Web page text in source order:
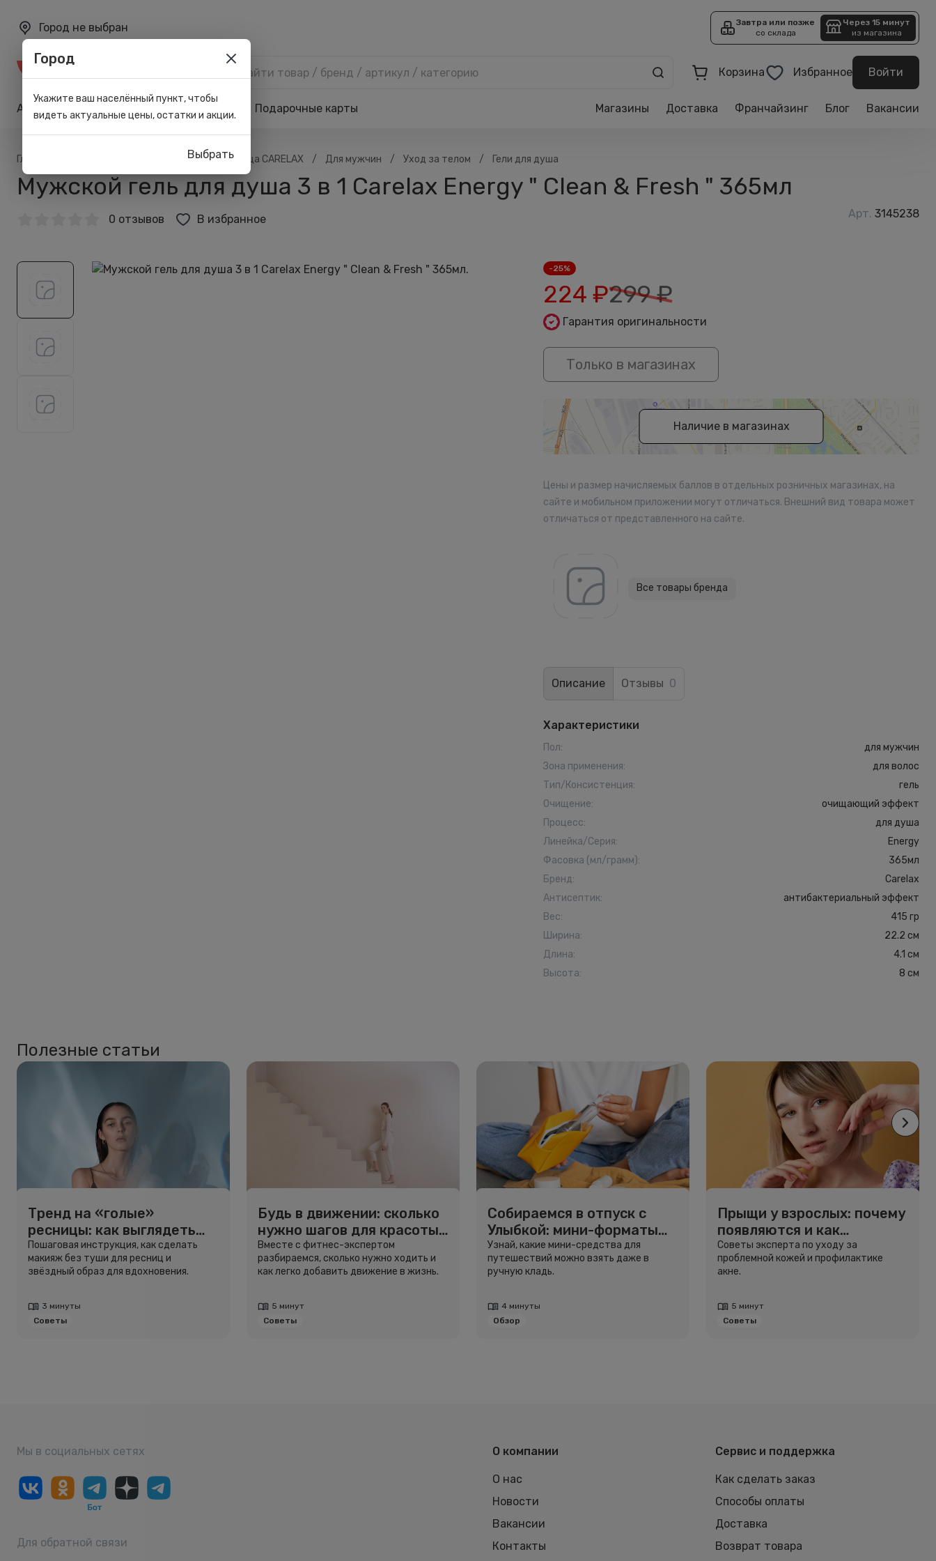
Город не выбран
Завтра или позже
со склада
Через 15 минут
из магазина
Корзина Избранное Войти
Акции Карта лояльности Подарочные карты Магазины Доставка Франчайзинг Блог Вакансии
Главная Скидка 40% на бренд месяца CARELAX / Для мужчин / Уход за телом / Гели для душа
Мужской гель для душа 3 в 1 Carelax Energy " Clean & Fresh " 365мл
0 отзывов В избранное Арт. 3145238
-25%
224 ₽299₽
Гарантия оригинальности
Только в магазинах
Наличие в магазинах
Цены и размер начисляемых баллов в отдельных розничных магазинах, на
сайте и мобильном приложении могут отличаться. Внешний вид товара может
отличаться от представленного на сайте.
Все товары бренда
Описание Отзывы 0
Характеристики
Пол:
для мужчин
Зона применения:
для волос
Тип/Консистенция:
гель
Очищение:
очищающий эффект
Процесс:
для душа
Линейка/Серия:
Energy
Фасовка (мл/грамм):
365мл
Бренд:
Carelax
Антисептик:
антибактериальный эффект
Вес:
415 гр
Ширина:
22.2 см
Длина:
4.1 см
Высота: 8 см
Полезные статьи
Тренд на «голые»
ресницы: как выглядеть
свежо, не используя тушь
Пошаговая инструкция, как сделать
макияж без туши для ресниц и
звёздный образ для вдохновения.
3 минуты
Советы
Будь в движении: сколько
нужно шагов для красоты
и здоровья
Вместе с фитнес-экспертом
разбираемся, сколько нужно ходить и
как легко добавить движение в жизнь.
5 минут
Советы
Собираемся в отпуск с
Улыбкой: мини-форматы
для путешествий
Узнай, какие мини-средства для
путешествий можно взять даже в
ручную кладь.
4 минуты
Обзор
Прыщи у взрослых: почему
появляются и как
избавиться
Советы эксперта по уходу за
проблемной кожей и профилактике
акне.
5 минут
Советы
Мы в социальных сетях
Для обратной связи
О компании
О нас
Новости
Вакансии
Контакты
Сервис и поддержка
Как сделать заказ
Способы оплаты
Доставка
Возврат товара
Город
Укажите ваш населённый пункт, чтобы
видеть актуальные цены, остатки и акции.
Выбрать